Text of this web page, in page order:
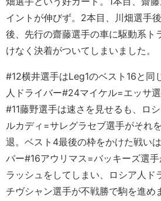
イントが伸びず。2本目、川畑選手
後、先行の齋藤選手の車に駆動系ト
けなく決着がついてしまいました。
#12横井選手はLeg1のベスト16と同
人ドライバー#24マイケル=エッサ
#11藤野選手は速さを見せるも、ロ
ルカディ=サレグラセブ選手がそれ
退。ベスト4最後の枠をかけた戦い
バー#16アウリマス=バッキーズ選
ラッシュをしてしまい、ロシア人ド
チヴシャン選手が不戦勝で駒を進め